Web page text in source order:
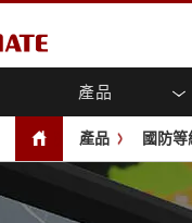
產品
企業移動通訊電腦
強固觸控筆記型電腦
強固型平板控制器
手持行動電腦
強固型機器人控制
農業機械解決方案
公共安全解決方案
關於融程
保證聲明
行銷入口網站
最新產品
展會活動
核心技術
產品 國防等